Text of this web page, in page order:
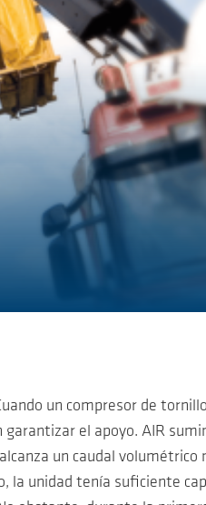
un compresor de
el apoyo. AIR
un caudal volumétrico
la unidad tenía suficiente